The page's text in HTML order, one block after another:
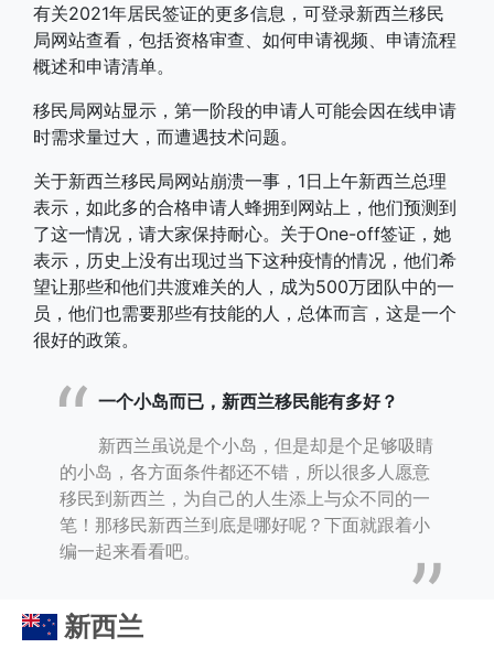
有关2021年居民签证的更多信息，可登录新西兰移民
局网站查看，包括资格审查、如何申请视频、申请流程
概述和申请清单。
移民局网站显示，第一阶段的申请人可能会因在线申请
时需求量过大，而遭遇技术问题。
关于新西兰移民局网站崩溃一事，1日上午新西兰总理
表示，如此多的合格申请人蜂拥到网站上，他们预测到
了这一情况，请大家保持耐心。关于One-off签证，她
表示，历史上没有出现过当下这种疫情的情况，他们希
望让那些和他们共渡难关的人，成为500万团队中的一
员，他们也需要那些有技能的人，总体而言，这是一个
很好的政策。
一个小岛而已，新西兰移民能有多好？
新西兰虽说是个小岛，但是却是个足够吸睛
的小岛，各方面条件都还不错，所以很多人愿意
移民到新西兰，为自己的人生添上与众不同的一
笔！那移民新西兰到底是哪好呢？下面就跟着小
编一起来看看吧。
新西兰